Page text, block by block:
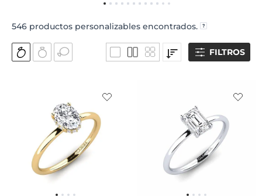
546 productos personalizables encontrados.
FILTROS